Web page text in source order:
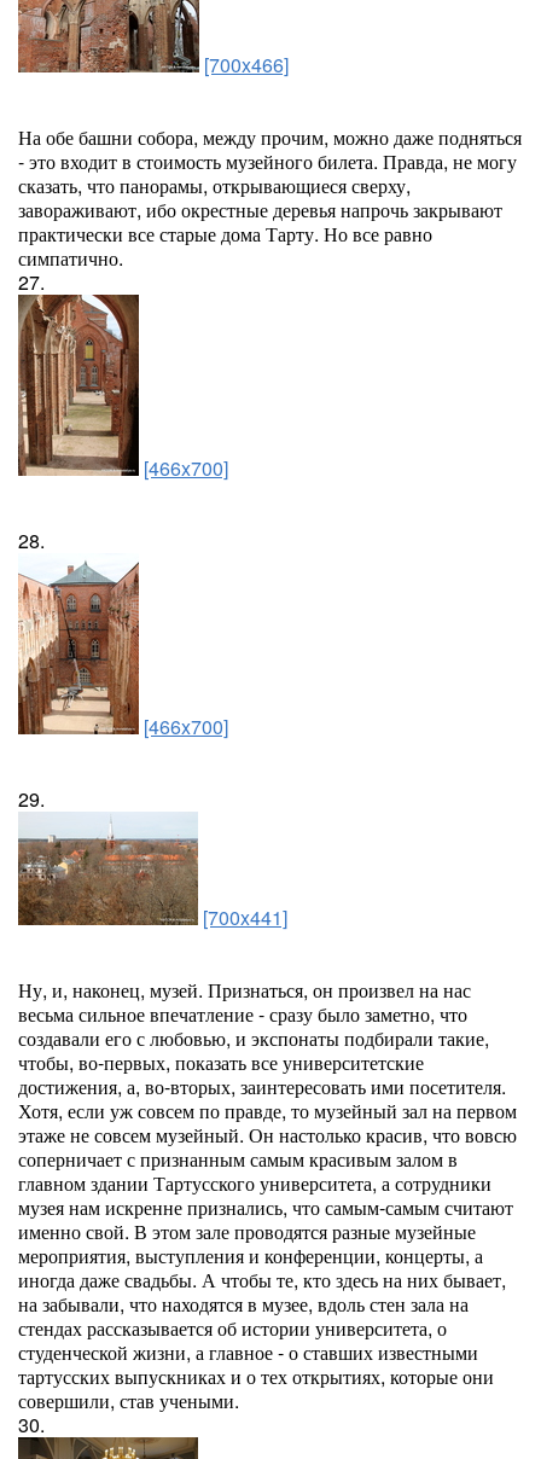
[700x466]
На обе башни собора, между прочим, можно даже подняться
- это входит в стоимость музейного билета. Правда, не могу
сказать, что панорамы, открывающиеся сверху,
завораживают, ибо окрестные деревья напрочь закрывают
практически все старые дома Тарту. Но все равно
симпатично.
27.
[466x700]
28.
[466x700]
29.
[700x441]
Ну, и, наконец, музей. Признаться, он произвел на нас
весьма сильное впечатление - сразу было заметно, что
создавали его с любовью, и экспонаты подбирали такие,
чтобы, во-первых, показать все университетские
достижения, а, во-вторых, заинтересовать ими посетителя.
Хотя, если уж совсем по правде, то музейный зал на первом
этаже не совсем музейный. Он настолько красив, что вовсю
соперничает с признанным самым красивым залом в
главном здании Тартусского университета, а сотрудники
музея нам искренне признались, что самым-самым считают
именно свой. В этом зале проводятся разные музейные
мероприятия, выступления и конференции, концерты, а
иногда даже свадьбы. А чтобы те, кто здесь на них бывает,
на забывали, что находятся в музее, вдоль стен зала на
стендах рассказывается об истории университета, о
студенческой жизни, а главное - о ставших известными
тартусских выпускниках и о тех открытиях, которые они
совершили, став учеными.
30.